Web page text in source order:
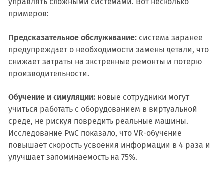
примеров:
Предсказательное обслуживание:система заранее
предупреждает о необходимости замены детали, что
снижает затраты на экстренные ремонты и потерю
производительности.
Обучение и симуляции:новые сотрудники могут
учиться работать с оборудованием в виртуальной
среде, не рискуя повредить реальные машины.
Исследование PwC показало, что VR-обучение
повышает скорость усвоения информации в 4 раза и
улучшает запоминаемость на 75%.